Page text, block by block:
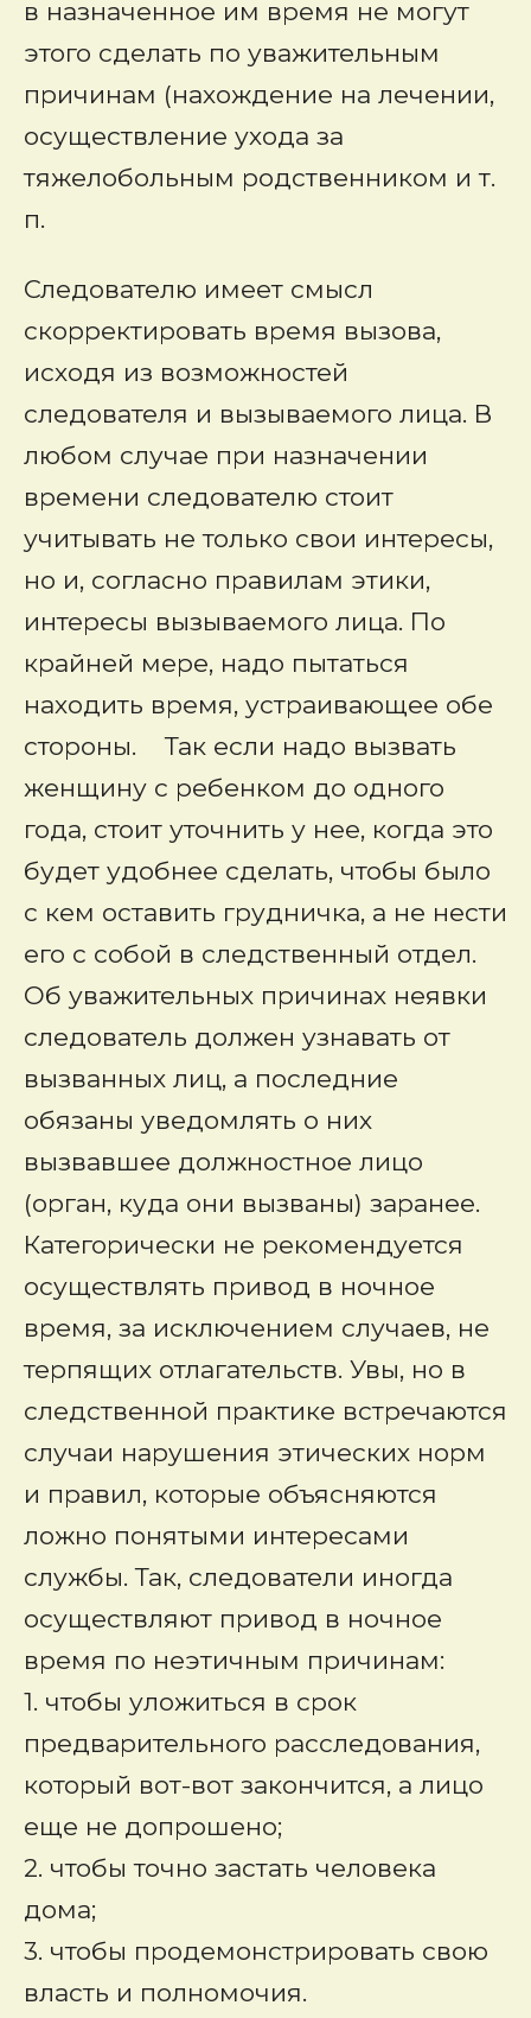
в назначенное им время не могут
этого сделать по уважительным
причинам (нахождение на лечении,
осуществление ухода за
тяжелобольным родственником и т.
п.
Следователю имеет смысл
скорректировать время вызова,
исходя из возможностей
следователя и вызываемого лица. В
любом случае при назначении
времени следователю стоит
учитывать не только свои интересы,
но и, согласно правилам этики,
интересы вызываемого лица. По
крайней мере, надо пытаться
находить время, устраивающее обе
стороны. Так если надо вызвать
женщину с ребенком до одного
года, стоит уточнить у нее, когда это
будет удобнее сделать, чтобы было
с кем оставить грудничка, а не нести
его с собой в следственный отдел.
Об уважительных причинах неявки
следователь должен узнавать от
вызванных лиц, а последние
обязаны уведомлять о них
вызвавшее должностное лицо
(орган, куда они вызваны) заранее.
Категорически не рекомендуется
осуществлять привод в ночное
время, за исключением случаев, не
терпящих отлагательств. Увы, но в
следственной практике встречаются
случаи нарушения этических норм
и правил, которые объясняются
ложно понятыми интересами
службы. Так, следователи иногда
осуществляют привод в ночное
время по неэтичным причинам:
1. чтобы уложиться в срок
предварительного расследования,
который вот-вот закончится, а лицо
еще не допрошено;
2. чтобы точно застать человека
дома;
3. чтобы продемонстрировать свою
власть и полномочия.